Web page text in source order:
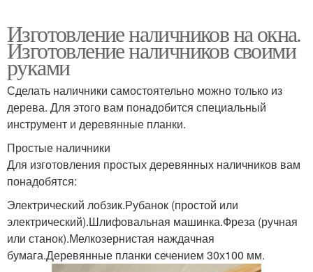
Изготовление наличников на окна.
Изготовление наличников своими
руками
Сделать наличники самостоятельно можно только из
дерева. Для этого вам понадобится специальный
инструмент и деревянные планки.
Простые наличники
Для изготовления простых деревянных наличников вам
понадобятся:
Электрический лобзик.Рубанок (простой или
электрический).Шлифовальная машинка.Фреза (ручная
или станок).Мелкозернистая наждачная
бумага.Деревянные планки сечением 30х100 мм.